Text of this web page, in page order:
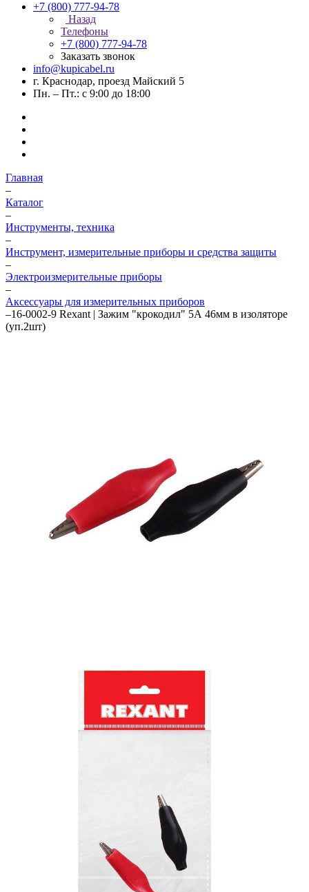
+7 (800) 777-94-78
Назад
Телефоны
+7 (800) 777-94-78
Заказать звонок
info@kupicabel.ru
г. Краснодар, проезд Майский 5
Пн. – Пт.: с 9:00 до 18:00
Главная
–
Каталог
–
Инструменты, техника
–
Инструмент, измерительные приборы и средства защиты
–
Электроизмерительные приборы
–
Аксессуары для измерительных приборов
–16-0002-9 Rexant | Зажим "крокодил" 5А 46мм в изоляторе
(уп.2шт)